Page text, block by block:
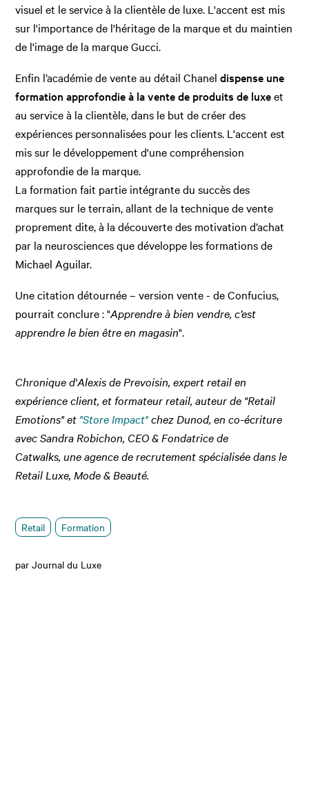
visuel et le service à la clientèle de luxe. L'accent est mis
sur l'importance de l'héritage de la marque et du maintien
de l'image de la marque Gucci.
Enfin l’académie de vente au détail Chanel dispense une
formation approfondie à la vente de produits de luxeet
au service à la clientèle, dans le but de créer des
expériences personnalisées pour les clients. L'accent est
mis sur le développement d'une compréhension
approfondie de la marque.
La formation fait partie intégrante du succès des
marques sur le terrain, allant de la technique de vente
proprement dite, à la découverte des motivation d’achat
par la neurosciences que développe les formations de
Michael Aguilar.
Une citation détournée – version vente - de Confucius,
pourrait conclure : "Apprendre à bien vendre, c’est
apprendre le bien être en magasin".
Chronique d'Alexis de Prevoisin, expert retail en
expérience client, et formateur retail, auteur de "Retail
Emotions" et "Store Impact"chez Dunod, en co-écriture
avec Sandra Robichon, CEO & Fondatrice de
Catwalks, une agence de recrutement spécialisée dans le
Retail Luxe, Mode & Beauté.
Retail Formation
par Journal du Luxe